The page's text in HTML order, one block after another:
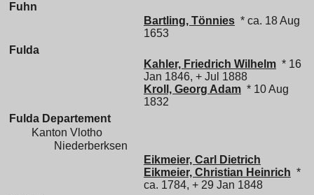
Fuhn
Bartling, Tönnies * ca. 18 Aug
1653
Fulda
Kahler, Friedrich Wilhelm * 16
Jan 1846, + Jul 1888
Kroll, Georg Adam * 10 Aug
1832
Fulda Departement
Kanton Vlotho
Niederberksen
Eikmeier, Carl Dietrich
Eikmeier, Christian Heinrich *
ca. 1784, + 29 Jan 1848